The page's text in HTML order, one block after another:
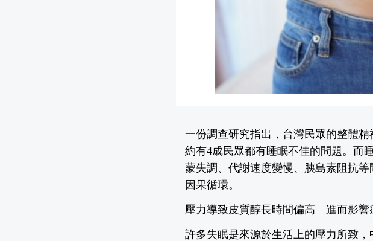
一份調查研究指出，台灣民眾的整體
約有4成民眾都有睡眠不佳的問題。而
蒙失調、代謝速度變慢、胰島素阻抗
因果循環。
壓力導致皮質醇長時間偏高 進而影響
許多失眠是來源於生活上的壓力所致